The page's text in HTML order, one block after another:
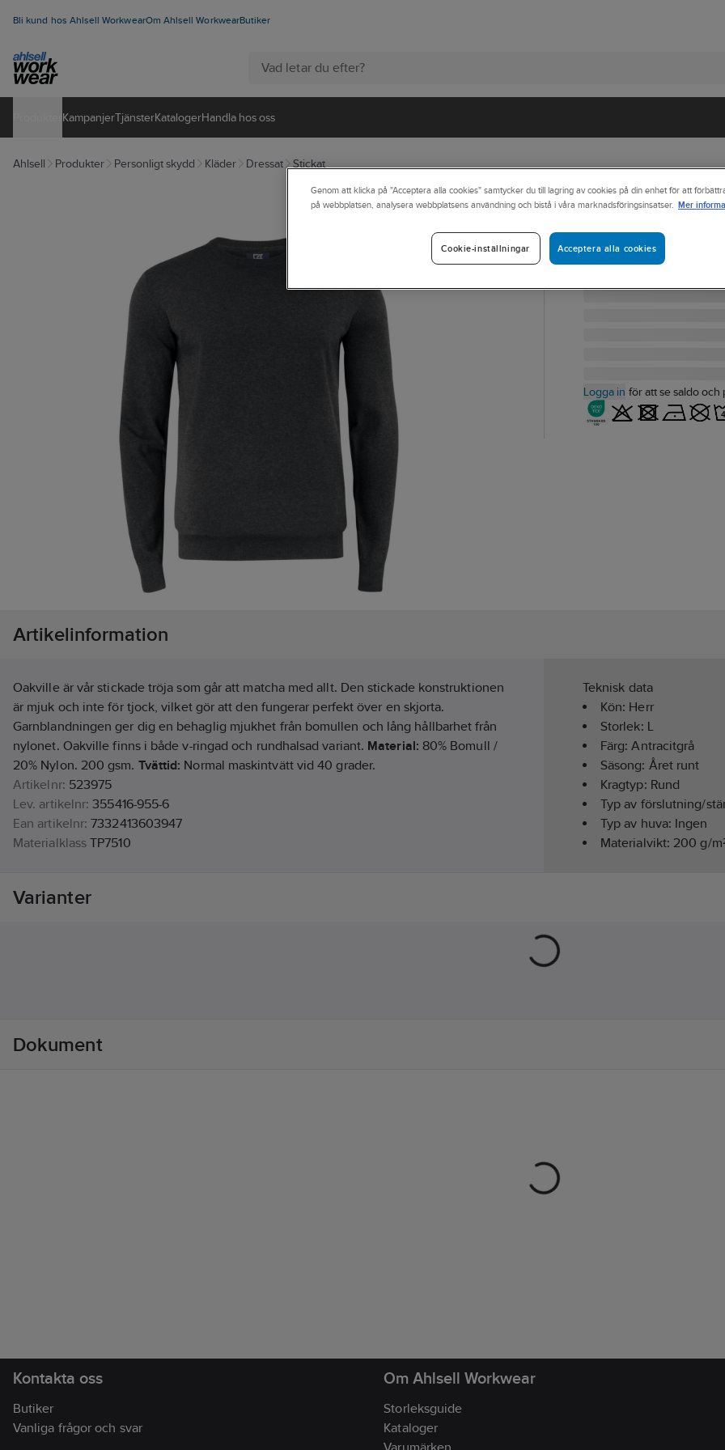
Bli kund hos Ahlsell WorkwearOm Ahlsell WorkwearButiker
KampanjerTjänsterKatalogerHandla hos oss
Ahlsell Produkter Personligt skydd Kläder Dressat Stickat
CUTTER & BUCK
TRÖJA C&B OAKVILLE
Artikelnr: 523975
Logga in för att se saldo och
Artikelinformation
Oakville är vår stickade tröja som går att matcha med allt. Den stickade konstruktionen
är mjuk och inte för tjock, vilket gör att den fungerar perfekt över en skjorta.
Garnblandningen ger dig en behaglig mjukhet från bomullen och lång hållbarhet från
nylonet. Oakville finns i både v-ringad och rundhalsad variant. Material: 80% Bomull /
20% Nylon. 200 gsm. Tvättid: Normal maskintvätt vid 40 grader.
Artikelnr: 523975
Lev. artikelnr: 355416-955-6
Ean artikelnr: 7332413603947
Materialklass TP7510
Teknisk data
Kön: Herr
Storlek: L
Färg:Antracitgrå
Säsong: Året runt
Kragtyp: Rund
Typ av förslutning/
Typ av huva: Ingen
Materialvikt:200 g/
Varianter
Dokument
Kontakta oss
Butiker
Vanliga frågor och svar
Om Ahlsell Workwear
Storleksguide
Kataloger
Genom att klicka på "Acceptera alla cookies" samtycker du till lagring av cookies på din enhet för att
på webbplatsen, analysera webbplatsens användning och bistå i våra marknadsföringsinsatser. Mer
Acceptera alla cookies
Cookie-inställningar